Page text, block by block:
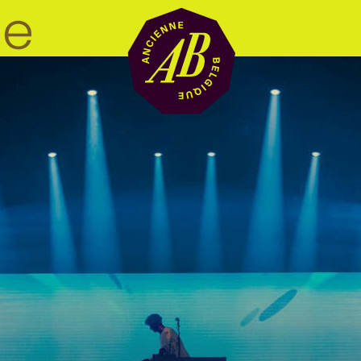
Zaalhuur
ABtv